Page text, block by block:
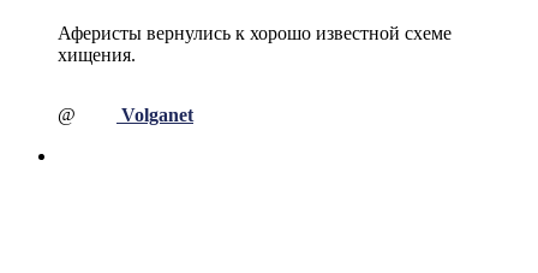
Аферисты вернулись к хорошо известной схеме
хищения.
@ Volganet